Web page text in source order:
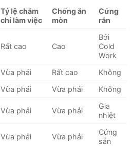
Tỷ lệ chăm
chỉ làm việc
Chống ăn
mòn
Cứng
rắn
Rất cao Cao
Bởi
Cold
Work
Vừa phải Rất cao
Không
Vừa phải Vừa phải Không
Vừa phải Vừa phải
Gia
nhiệt
Vừa phải Vừa phải
Cứng
sẵn